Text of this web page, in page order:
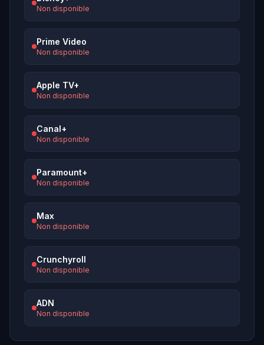
Non disponible
Prime Video
Non disponible
Apple TV+
Non disponible
Canal+
Non disponible
Paramount+
Non disponible
Max
Non disponible
Crunchyroll
Non disponible
ADN
Non disponible